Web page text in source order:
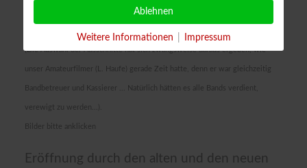
(Die Auswahl der Ausschnitte hat sich zwangsweise daraus ergeben, wie
unser Amateurfilmer (L. Haufe) gerade Zeit hatte, denn er war gleichzeitig
Bandbetreuer und Kassierer ... Natürlich hätten es alle Bands verdient,
verewigt zu werden...).
Bilder bitte anklicken
Eröffnung durch den alten und den neuen
Ablehnen
Weitere Informationen Impressum